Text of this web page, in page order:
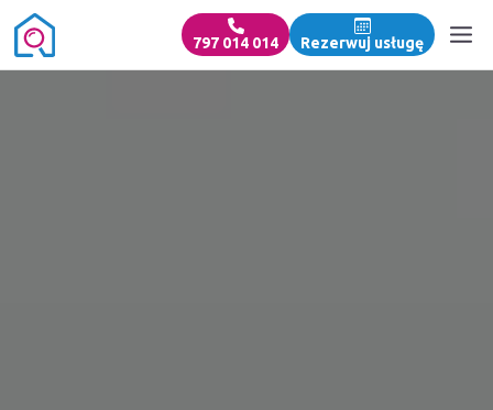
797 014 014 Rezerwuj usługę